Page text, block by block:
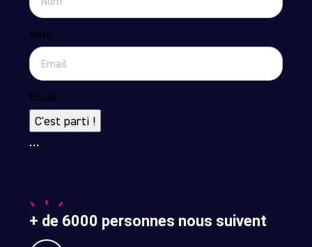
Nom
Email
C'est parti !
…
+ de 6000 personnes nous suivent